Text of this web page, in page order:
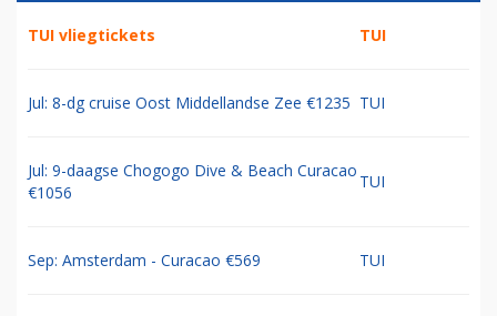
TUI vliegtickets TUI
Jul: 8-dg cruise Oost Middellandse Zee €1235 TUI
Jul: 9-daagse Chogogo Dive & Beach Curacao
€1056
TUI
Sep: Amsterdam - Curacao €569 TUI